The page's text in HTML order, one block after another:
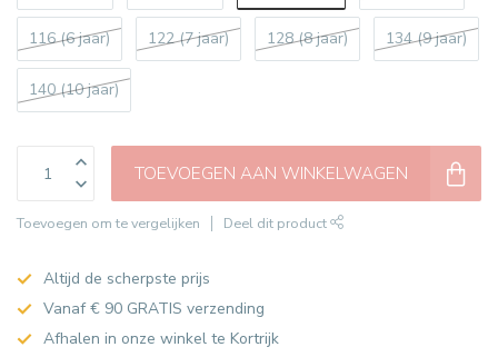
116 (6 jaar) 122 (7 jaar) 128 (8 jaar) 134 (9 jaar)
140 (10 jaar)
TOEVOEGEN AAN WINKELWAGEN
Toevoegen om te vergelijken Deel dit product
Altijd de scherpste prijs
Vanaf € 90 GRATIS verzending
Afhalen in onze winkel te Kortrijk